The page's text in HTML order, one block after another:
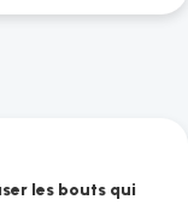
les bouts qui